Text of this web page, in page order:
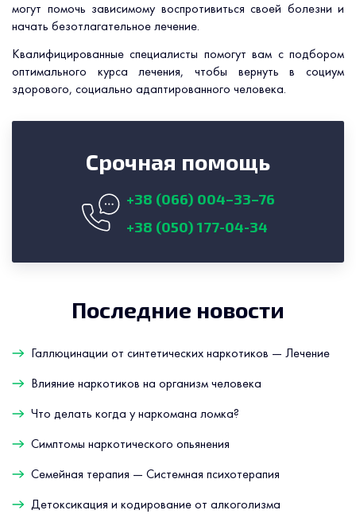
могут помочь зависимому воспротивиться своей болезни и
начать безотлагательное лечение.
Квалифицированные специалисты помогут вам с подбором
оптимального курса лечения, чтобы вернуть в социум
здорового, социально адаптированного человека.
Срочная помощь
+38 (066) 004–33–76
+38 (050) 177-04-34
Последние новости
Галлюцинации от синтетических наркотиков — Лечение
Влияние наркотиков на организм человека
Что делать когда у наркомана ломка?
Симптомы наркотического опьянения
Семейная терапия — Системная психотерапия
Детоксикация и кодирование от алкоголизма